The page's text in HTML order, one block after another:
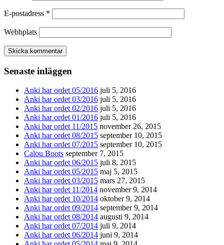
E-postadress *
Webbplats
Senaste inläggen
Anki har ordet 05/2016 juli 5, 2016
Anki har ordet 03/2016 juli 5, 2016
Anki har ordet 02/2016 juli 5, 2016
Anki har ordet 01/2016 juli 5, 2016
Anki har ordet 11/2015 november 26, 2015
Anki har ordet 08/2015 september 10, 2015
Anki har ordet 07/2015 september 10, 2015
Calou Boots september 7, 2015
Anki har ordet 06/2015 juli 8, 2015
Anki har ordet 05/2015 maj 5, 2015
Anki har ordet 03/2015 mars 27, 2015
Anki har ordet 11/2014 november 9, 2014
Anki har ordet 10/2014 oktober 9, 2014
Anki har ordet 09/2014 september 9, 2014
Anki har ordet 08/2014 augusti 9, 2014
Anki har ordet 07/2014 juli 9, 2014
Anki har ordet 06/2014 juni 9, 2014